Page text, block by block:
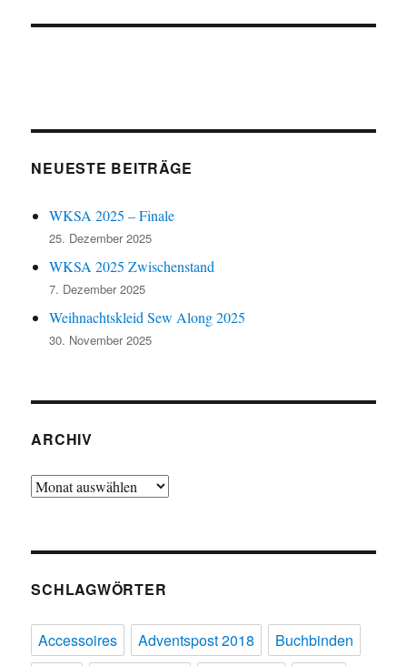
NEUESTE BEITRÄGE
WKSA 2025 – Finale
25. Dezember 2025
WKSA 2025 Zwischenstand
7. Dezember 2025
Weihnachtskleid Sew Along 2025
30. November 2025
ARCHIV
Archiv
SCHLAGWÖRTER
Accessoires Adventspost 2018
Buchbinden